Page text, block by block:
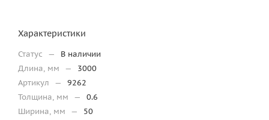
Характеристики
Статус —
В наличии
Длина, мм
—
3000
Артикул
—
9262
Толщина, мм
—
0.6
Ширина, мм
—
50